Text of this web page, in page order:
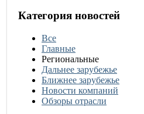
Категория новостей
Все
Главные
Региональные
Дальнее зарубежье
Ближнее зарубежье
Новости компаний
Обзоры отрасли